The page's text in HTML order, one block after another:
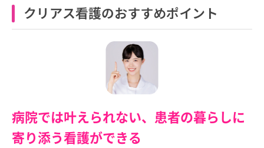
クリアス看護のおすすめポイント
病院では叶えられない、患者の暮らしに
寄り添う看護ができる